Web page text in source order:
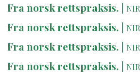
Fra norsk rettspraksis. |
Fra norsk rettspraksis. |
Fra norsk rettspraksis. |
Fra norsk rettspraksis. |